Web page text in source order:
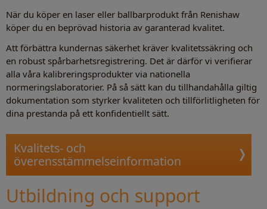
När du köper en laser eller ballbarprodukt från Renishaw
köper du en beprövad historia av garanterad kvalitet.
Att förbättra kundernas säkerhet kräver kvalitetssäkring och
en robust spårbarhetsregistrering. Det är därför vi verifierar
alla våra kalibreringsprodukter via nationella
normeringslaboratorier. På så sätt kan du tillhandahålla giltig
dokumentation som styrker kvaliteten och tillförlitligheten för
dina prestanda på ett konfidentiellt sätt.
Kvalitets- och
överensstämmelseinformation
Utbildning och support